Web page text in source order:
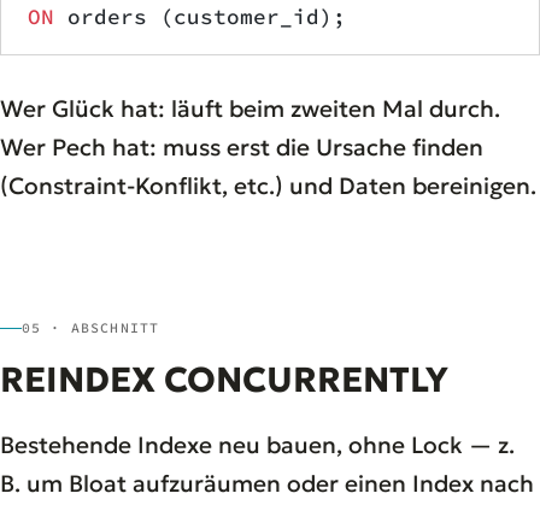
ON orders (customer_id);
Wer Glück hat: läuft beim zweiten Mal durch.
Wer Pech hat: muss erst die Ursache finden
(Constraint-Konflikt, etc.) und Daten bereinigen.
05 · ABSCHNITT
REINDEX CONCURRENTLY
Bestehende Indexe neu bauen, ohne Lock — z.
B. um Bloat aufzuräumen oder einen Index nach